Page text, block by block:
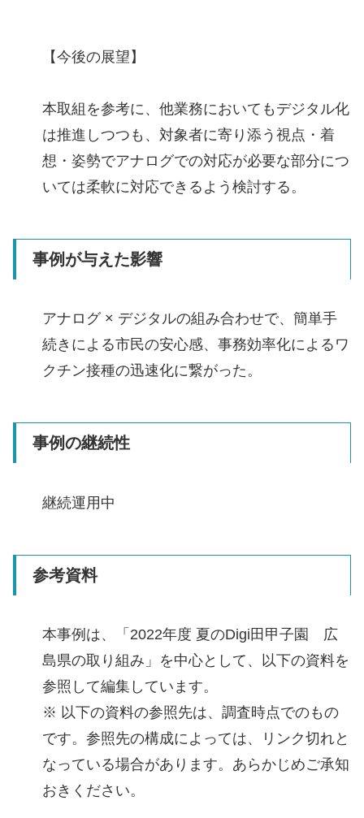
【今後の展望】
本取組を参考に、他業務においてもデジタル化
は推進しつつも、対象者に寄り添う視点・着
想・姿勢でアナログでの対応が必要な部分につ
いては柔軟に対応できるよう検討する。
事例が与えた影響
アナログ × デジタルの組み合わせで、簡単手
続きによる市民の安心感、事務効率化によるワ
クチン接種の迅速化に繋がった。
事例の継続性
継続運用中
参考資料
本事例は、「2022年度 夏のDigi田甲子園 広
島県の取り組み」を中心として、以下の資料を
参照して編集しています。
※ 以下の資料の参照先は、調査時点でのもの
です。参照先の構成によっては、リンク切れと
なっている場合があります。あらかじめご承知
おきください。